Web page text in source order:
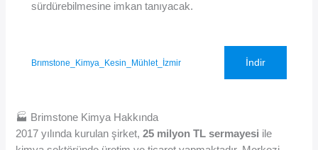
sürdürebilmesine imkan tanıyacak.
Brımstone_Kimya_Kesin_Mühlet_İzmir İndir
🏭 Brimstone Kimya Hakkında
2017 yılında kurulan şirket,25 milyon TL sermayesi ile